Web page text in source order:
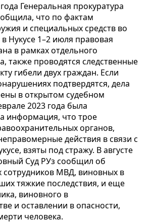
Генеральная прокуратура
что по фактам
и специальных средств во
Нукусе 1–2 июля правовая
в рамках отдельного
также проводятся следственные
гибели двух граждан. Если
подтвердятся, дела
в открытом судебном
2023 года была
информация, что трое
органов,
действия в связи с
взяты под стражу. В августе
Суд РУз сообщил об
сотрудников МВД, виновных в
тяжкие последствия, и еще
виновного в
и оставлении в опасности,
человека.